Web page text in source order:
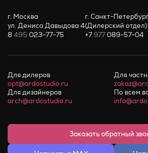
г. Москва
ул. Дениса Давыдова 4
8495 023-77-75
г. Санкт-
(Дилерский отдел)
+7977089-57-04
Для дилеров
opt@ardostudio.ru
Для
Для дизайнеров
arch@ardostudio.ru
По всем
Заказать обратный